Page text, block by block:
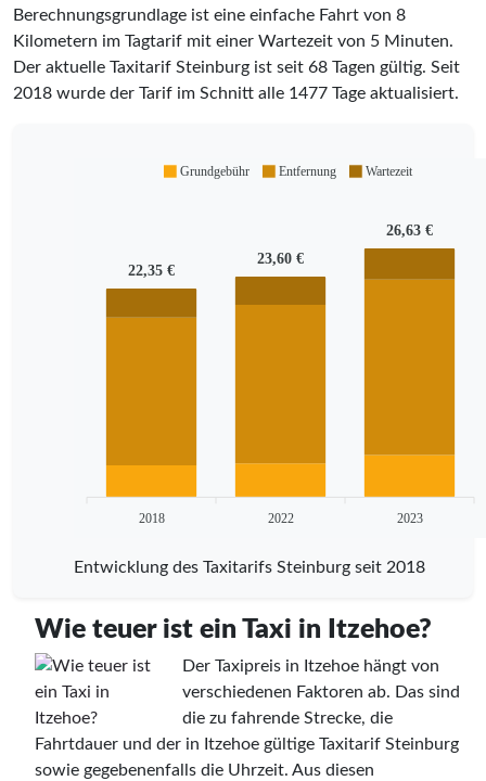
Berechnungsgrundlage ist eine einfache Fahrt von 8
Kilometern im Tagtarif mit einer Wartezeit von 5 Minuten.
Der aktuelle Taxitarif Steinburg ist seit 68 Tagen gültig. Seit
2018 wurde der Tarif im Schnitt alle 1477 Tage aktualisiert.
22,35 €
23,60 €
26,63 €
2018 2022 2023
Grundgebühr Entfernung Wartezeit
Entwicklung des Taxitarifs Steinburg seit 2018
Wie teuer ist ein Taxi in Itzehoe?
Der Taxipreis in Itzehoe hängt von
verschiedenen Faktoren ab. Das sind
die zu fahrende Strecke, die
Fahrtdauer und der in Itzehoe gültige Taxitarif Steinburg
sowie gegebenenfalls die Uhrzeit. Aus diesen